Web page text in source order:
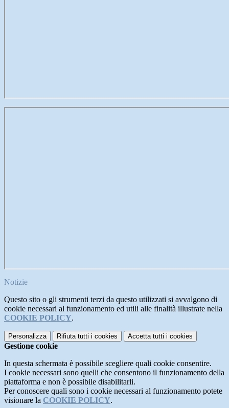
Notizie
Questo sito o gli strumenti terzi da questo utilizzati si avvalgono di
cookie necessari al funzionamento ed utili alle finalità illustrate nella
COOKIE POLICY.
Personalizza Rifiuta tutti i cookies Accetta tutti i cookies
Gestione cookie
In questa schermata è possibile scegliere quali cookie consentire.
I cookie necessari sono quelli che consentono il funzionamento della
piattaforma e non è possibile disabilitarli.
Per conoscere quali sono i cookie necessari al funzionamento potete
visionare la COOKIE POLICY.